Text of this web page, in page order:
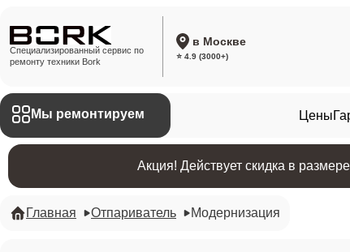
Специализированный сервис по
ремонту техники Bork
в Москве
⭐ 4.9 (3000+)
Мы ремонтируем Цены
Акция! Действует скидка в
Главная Отпариватель Модернизация